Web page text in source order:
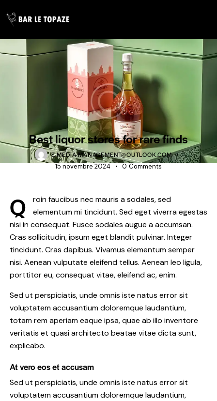
BLOG
Best liquor stores for rare finds
E-MEDIA-MANAGEMENT@OUTLOOK.COM
15 novembre 2024 0 Comments
Q
roin faucibus nec mauris a sodales, sed
elementum mi tincidunt. Sed eget viverra egestas
nisi in consequat. Fusce sodales augue a accumsan.
Cras sollicitudin, ipsum eget blandit pulvinar. Integer
tincidunt. Cras dapibus. Vivamus elementum semper
nisi. Aenean vulputate eleifend tellus. Aenean leo ligula,
porttitor eu, consequat vitae, eleifend ac, enim.
Sed ut perspiciatis, unde omnis iste natus error sit
voluptatem accusantium doloremque laudantium,
totam rem aperiam eaque ipsa, quae ab illo inventore
veritatis et quasi architecto beatae vitae dicta sunt,
explicabo.
At vero eos et accusam
Sed ut perspiciatis, unde omnis iste natus error sit
voluptatem accusantium doloremque laudantium,